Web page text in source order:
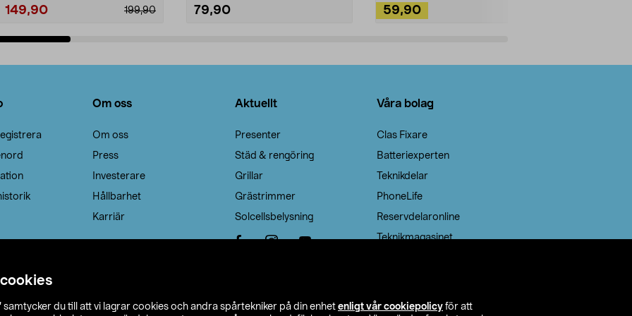
samtycker du till att vi lagrar cookies och andra spårtekniker på din enhet enligt vår cookiepolicy för att
199,90
149,90 79,90 59,90
Om oss
Om oss
Press
Investerare
Hållbarhet
Karriär
Aktuellt
Presenter
Städ & rengöring
Grillar
Grästrimmer
Solcellsbelysning
Våra bolag
Clas Fixare
Batteriexperten
Teknikdelar
PhoneLife
Reservdelaronline
Teknikmagasinet